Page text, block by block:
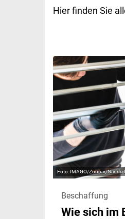
Hier finden Sie
IMAGO/Zoonar/Nando
Beschaffung
Wie sich im